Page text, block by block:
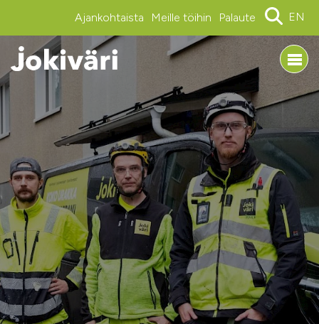
Ajankohtaista Meille töihin Palaute EN